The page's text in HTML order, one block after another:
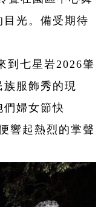
光。備受期待
到七星岩2026肇
族服飾秀的現
們婦女節快
響起熱烈的掌聲